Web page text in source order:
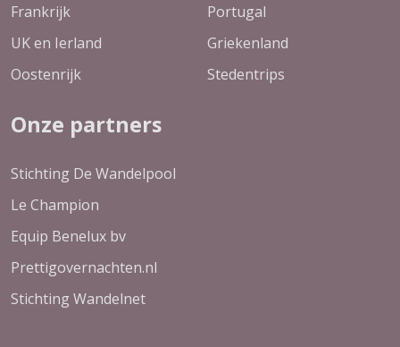
Frankrijk
UK en Ierland
Oostenrijk
Portugal
Griekenland
Stedentrips
Onze partners
Stichting De Wandelpool
Le Champion
Equip Benelux bv
Prettigovernachten.nl
Stichting Wandelnet